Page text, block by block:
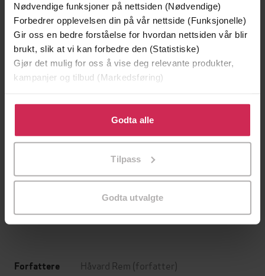
Nødvendige funksjoner på nettsiden (Nødvendige)
Forbedrer opplevelsen din på vår nettside (Funksjonelle)
Gir oss en bedre forståelse for hvordan nettsiden vår blir
brukt, slik at vi kan forbedre den (Statistiske)
Gjør det mulig for oss å vise deg relevante produkter,
kampanjer og tilbud (Markedsføring)
Klikk på «Godta alle» for å gi oss ditt samtykke til å
bruke cookies for alle disse formålene. Du kan også
tilpasse ditt samtykke til spesifikke formål ved å klikke
Godta alle
Tilpass
Godta utvalgte
Sapiens
Hvitekrist
Forfattere Håvard Rem (forfatter)